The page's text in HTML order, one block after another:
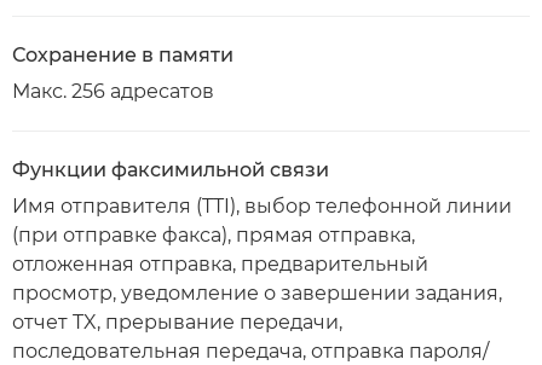
Сохранение в памяти
Макс. 256 адресатов
Функции факсимильной связи
Имя отправителя (TTI), выбор телефонной линии
(при отправке факса), прямая отправка,
отложенная отправка, предварительный
просмотр, уведомление о завершении задания,
отчет TX, прерывание передачи,
последовательная передача, отправка пароля/